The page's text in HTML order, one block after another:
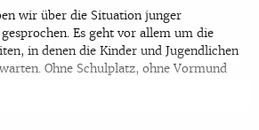
wir über die Situation junger
Es geht vor allem um die
in denen die Kinder und Jugendlichen
Ohne Schulplatz, ohne Vormund